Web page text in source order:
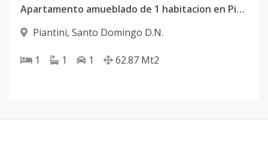
Apartamento amueblado de 1 habitacion en Piantini
Piantini, Santo Domingo D.N.
1 1 1 62.87 Mt2